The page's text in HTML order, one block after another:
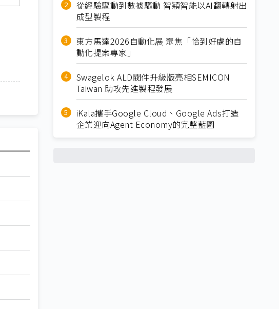
從經驗驅動到數據驅動 智穎智能以AI翻轉射出
成型製程
東方馬達2026自動化展 聚焦「恰到好處的自
動化提案專家」
Swagelok ALD閥件升級版亮相SEMICON
Taiwan 助攻先進製程發展
iKala攜手Google Cloud、Google Ads打造
企業迎向Agent Economy的完整藍圖